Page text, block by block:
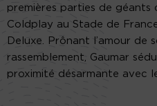
premières parties de géants
Coldplay au Stade de
Deluxe. Prônant l’amour de
rassemblement, Gaumar
proximité désarmante avec